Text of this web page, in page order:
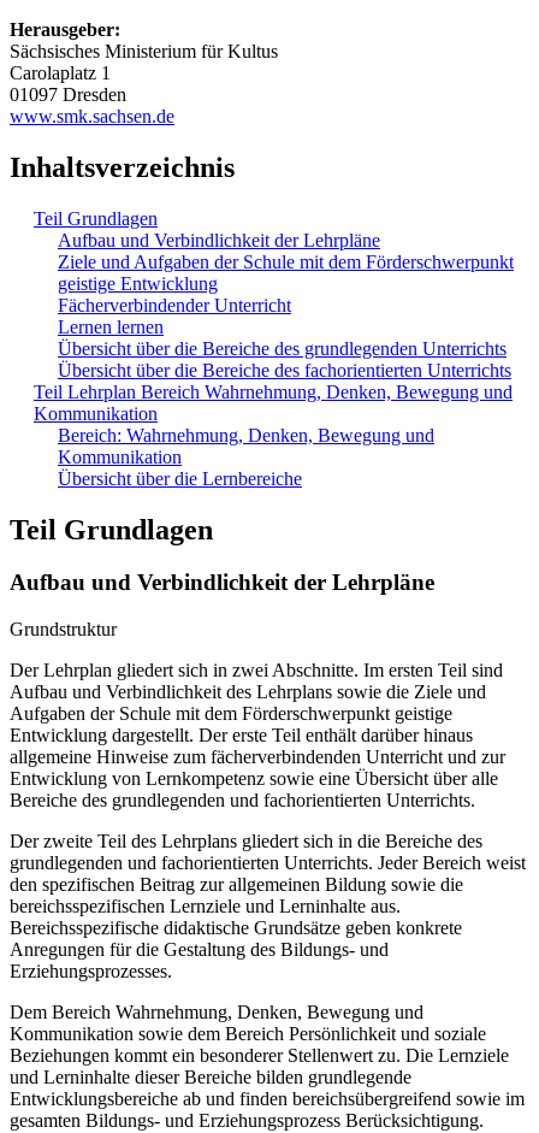
Herausgeber:
Sächsisches Ministerium für Kultus
Carolaplatz 1
01097 Dresden
www.smk.sachsen.de
Inhaltsverzeichnis
Teil Grundlagen
Aufbau und Verbindlichkeit der Lehrpläne
Ziele und Aufgaben der Schule mit dem Förderschwerpunkt
geistige Entwicklung
Fächerverbindender Unterricht
Lernen lernen
Übersicht über die Bereiche des grundlegenden Unterrichts
Übersicht über die Bereiche des fachorientierten Unterrichts
Teil Lehrplan Bereich Wahrnehmung, Denken, Bewegung und
Kommunikation
Bereich: Wahrnehmung, Denken, Bewegung und
Kommunikation
Übersicht über die Lernbereiche
Teil Grundlagen
Aufbau und Verbindlichkeit der Lehrpläne
Grundstruktur
Der Lehrplan gliedert sich in zwei Abschnitte. Im ersten Teil sind
Aufbau und Verbindlichkeit des Lehrplans sowie die Ziele und
Aufgaben der Schule mit dem Förderschwerpunkt geistige
Entwicklung dargestellt. Der erste Teil enthält darüber hinaus
allgemeine Hinweise zum fächerverbindenden Unterricht und zur
Entwicklung von Lernkompetenz sowie eine Übersicht über alle
Bereiche des grundlegenden und fachorientierten Unterrichts.
Der zweite Teil des Lehrplans gliedert sich in die Bereiche des
grundlegenden und fachorientierten Unterrichts. Jeder Bereich weist
den spezifischen Beitrag zur allgemeinen Bildung sowie die
bereichsspezifischen Lernziele und Lerninhalte aus.
Bereichsspezifische didaktische Grundsätze geben konkrete
Anregungen für die Gestaltung des Bildungs- und
Erziehungsprozesses.
Dem Bereich Wahrnehmung, Denken, Bewegung und
Kommunikation sowie dem Bereich Persönlichkeit und soziale
Beziehungen kommt ein besonderer Stellenwert zu. Die Lernziele
und Lerninhalte dieser Bereiche bilden grundlegende
Entwicklungsbereiche ab und finden bereichsübergreifend sowie im
gesamten Bildungs- und Erziehungsprozess Berücksichtigung.